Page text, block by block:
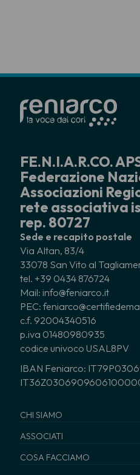
FE.N.I.A.R.CO.
Federazione
Associazioni
rete associativa
rep. 80727
Sede e recapito postale
Via Altan, 83/4
33078 San Vito al
tel. +39 0434 876724
Mail: info@feniarco.it
PEC:
c.f. 92004340516
p.iva 01480980935
codice univoco USAL8PV
IBAN Feniarco:
CHI SIAMO
ASSOCIATI
COSA FACCIAMO